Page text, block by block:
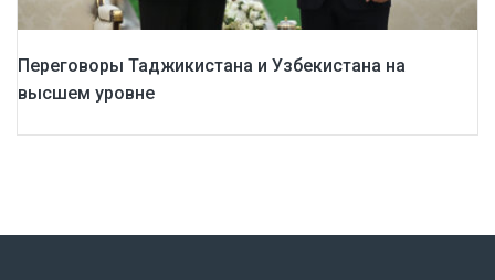
Переговоры Таджикистана и Узбекистана на
высшем уровне